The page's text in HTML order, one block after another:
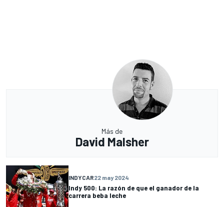
Más de
David Malsher
INDYCAR22 may 2024
Indy 500: La razón de que el ganador de la
carrera beba leche